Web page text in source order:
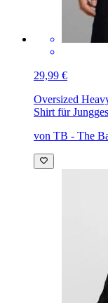
29,99 €
Oversized
Shirt für
von TB - The